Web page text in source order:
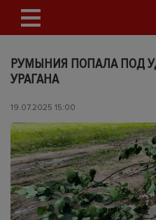
РУМЫНИЯ ПОПАЛА ПОД
УРАГАНА
19.07.2025 15:00